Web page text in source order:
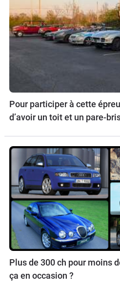
Pour participer à cette
d’avoir un toit et un pare-
Plus de 300 ch pour moins
ça en occasion ?